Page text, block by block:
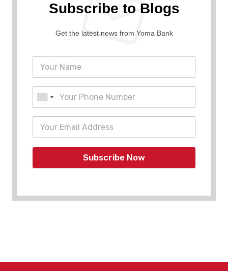
Subscribe to Blogs
Get the latest news from Yoma Bank
Subscribe Now